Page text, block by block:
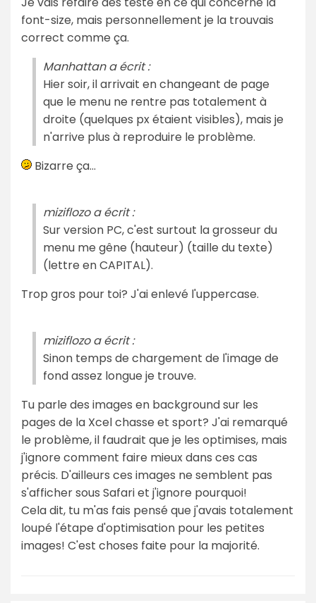
font-size, mais personnellement je la trouvais
correct comme ça.
Manhattan a écrit :
Hier soir, il arrivait en changeant de page
que le menu ne rentre pas totalement à
droite (quelques px étaient visibles), mais je
n'arrive plus à reproduire le problème.
Bizarre ça...
miziflozo a écrit :
Sur version PC, c'est surtout la grosseur du
menu me gêne (hauteur) (taille du texte)
(lettre en CAPITAL).
Trop gros pour toi? J'ai enlevé l'uppercase.
miziflozo a écrit :
Sinon temps de chargement de l'image de
fond assez longue je trouve.
Tu parle des images en background sur les
pages de la Xcel chasse et sport? J'ai remarqué
le problème, il faudrait que je les optimises, mais
j'ignore comment faire mieux dans ces cas
précis. D'ailleurs ces images ne semblent pas
s'afficher sous Safari et j'ignore pourquoi!
Cela dit, tu m'as fais pensé que j'avais totalement
loupé l'étape d'optimisation pour les petites
images! C'est choses faite pour la majorité.